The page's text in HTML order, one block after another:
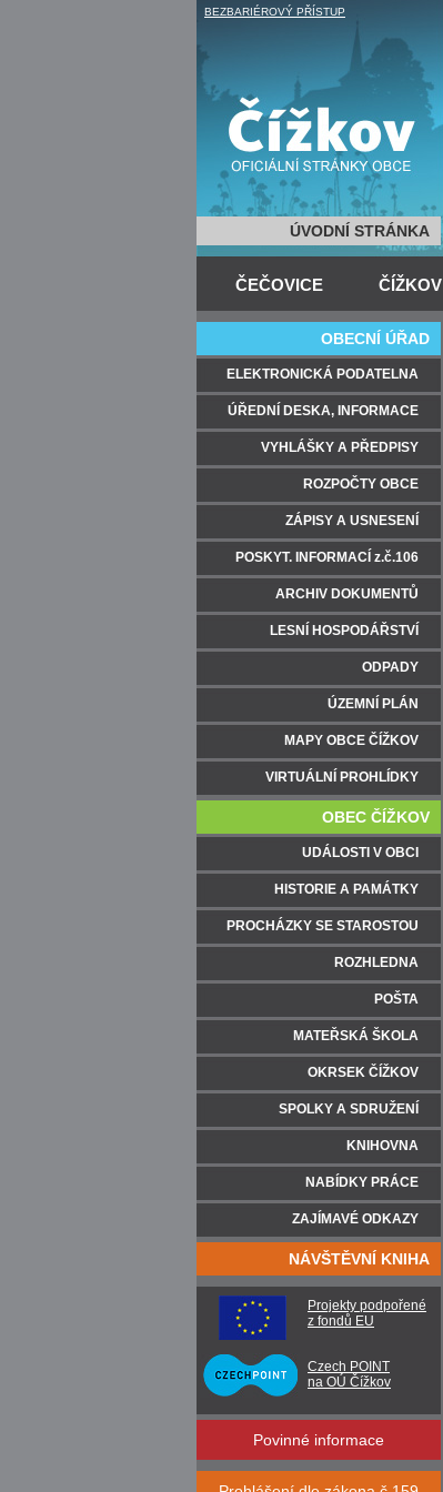
BEZBARIÉROVÝ PŘÍSTUP
ÚVODNÍ STRÁNKA
ČEČOVICE ČÍŽKOV
OBECNÍ ÚŘAD
ELEKTRONICKÁ PODATELNA
ÚŘEDNÍ DESKA, INFORMACE
VYHLÁŠKY A PŘEDPISY
ROZPOČTY OBCE
ZÁPISY A USNESENÍ
POSKYT. INFORMACÍ z.č.106
ARCHIV DOKUMENTŮ
LESNÍ HOSPODÁŘSTVÍ
ODPADY
ÚZEMNÍ PLÁN
MAPY OBCE ČÍŽKOV
VIRTUÁLNÍ PROHLÍDKY
OBEC ČÍŽKOV
UDÁLOSTI V OBCI
HISTORIE A PAMÁTKY
PROCHÁZKY SE STAROSTOU
ROZHLEDNA
POŠTA
MATEŘSKÁ ŠKOLA
OKRSEK ČÍŽKOV
SPOLKY A SDRUŽENÍ
KNIHOVNA
NABÍDKY PRÁCE
ZAJÍMAVÉ ODKAZY
NÁVŠTĚVNÍ KNIHA
Projekty podpořené
z fondů EU
Czech POINT
na OÚ Čížkov
Povinné informace